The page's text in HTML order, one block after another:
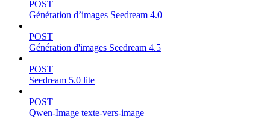
POST
Génération d’images Seedream 4.0
POST
Génération d'images Seedream 4.5
POST
Seedream 5.0 lite
POST
Qwen-Image texte-vers-image